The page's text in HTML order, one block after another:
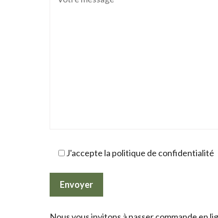
J'accepte la politique de confidentialité